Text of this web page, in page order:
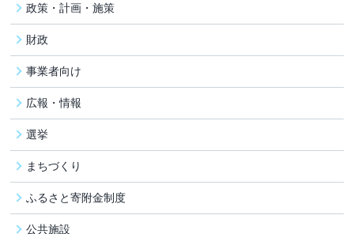
政策・計画・施策
財政
事業者向け
広報・情報
選挙
まちづくり
ふるさと寄附金制度
公共施設